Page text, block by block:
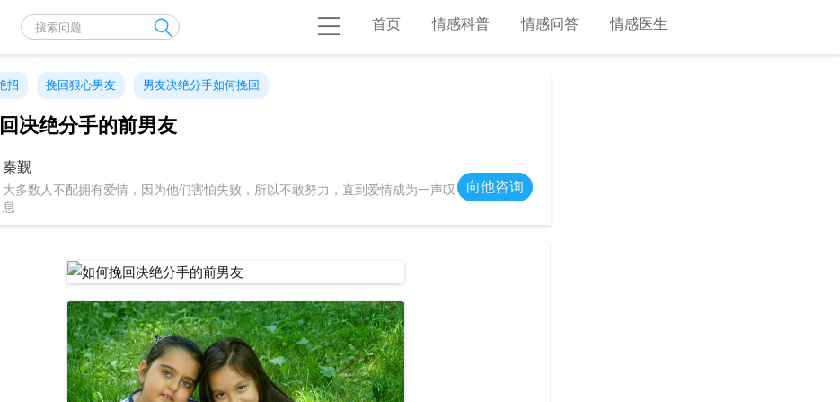
首页 情感科普 情感问答 情感医生
招 挽回狠心男友 男友决绝分手如何挽回
决绝分手的前男友
秦觐
大多数人不配拥有爱情，因为他们害怕失败，所以不敢努力，直到爱情成为一声叹
息
向他咨询